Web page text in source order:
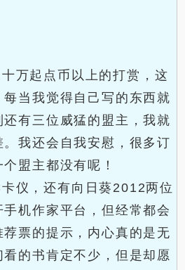
万起点币以上的打赏，这
当我觉得自己写的东西就
有三位威猛的盟主，我就
我还会自我安慰，很多订
盟主都没有呢！
仪，还有向日葵2012两位
机作家平台，但经常都会
票的提示，内心真的是无
的书肯定不少，但是却愿